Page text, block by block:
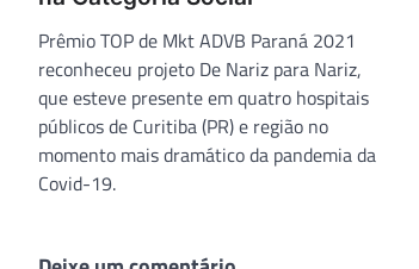
Prêmio TOP de Mkt ADVB Paraná 2021
reconheceu projeto De Nariz para Nariz,
que esteve presente em quatro hospitais
públicos de Curitiba (PR) e região no
momento mais dramático da pandemia da
Covid-19.